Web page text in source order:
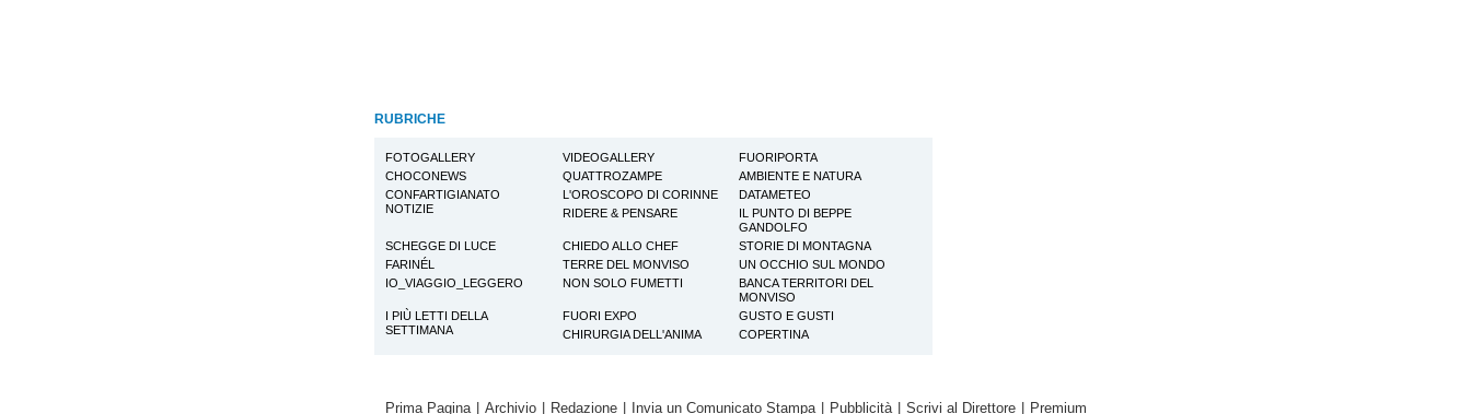
RUBRICHE
FOTOGALLERY VIDEOGALLERY
FUORIPORTA
CHOCONEWS
QUATTROZAMPE
AMBIENTE E NATURA
CONFARTIGIANATO
NOTIZIE
L'OROSCOPO DI CORINNE
DATAMETEO
RIDERE & PENSARE
IL PUNTO DI BEPPE
GANDOLFO
SCHEGGE DI LUCE
CHIEDO ALLO CHEF
STORIE DI MONTAGNA
FARINÉL
TERRE DEL MONVISO
UN OCCHIO SUL MONDO
IO_VIAGGIO_LEGGERO
NON SOLO FUMETTI
BANCA TERRITORI DEL
MONVISO
I PIÙ LETTI DELLA
SETTIMANA
FUORI EXPO
GUSTO E GUSTI
CHIRURGIA DELL'ANIMA
COPERTINA
Prima Pagina | Archivio | Redazione | Invia un Comunicato Stampa | Pubblicità | Scrivi al Direttore | Premium